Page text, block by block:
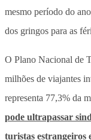
mesmo período do
dos gringos para as
O Plano Nacional de
milhões de viajantes
representa 77,3% da
pode ultrapassar
turistas estrangeiros